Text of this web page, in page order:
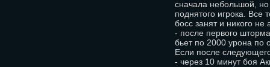
сначала небольшой,
поднятого игрока. Все
босс занят и никого не
- после первого
бьет по 2000 урона по
Если после
- через 10 минут боя